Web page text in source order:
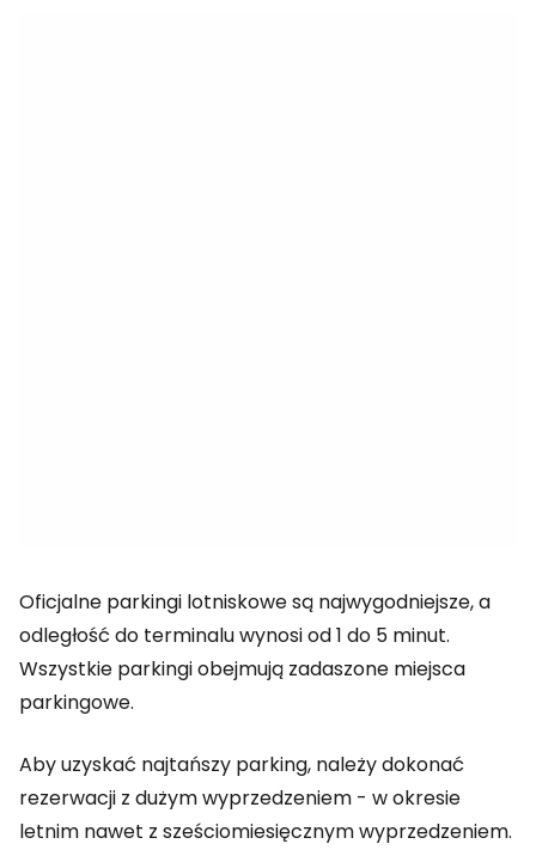
Oficjalne parkingi lotniskowe są najwygodniejsze, a
odległość do terminalu wynosi od 1 do 5 minut.
Wszystkie parkingi obejmują zadaszone miejsca
parkingowe.
Aby uzyskać najtańszy parking, należy dokonać
rezerwacji z dużym wyprzedzeniem - w okresie
letnim nawet z sześciomiesięcznym wyprzedzeniem.